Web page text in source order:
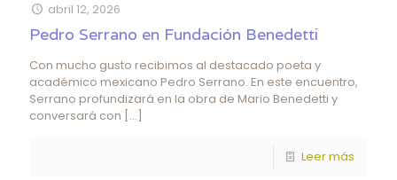
abril 12, 2026
Pedro Serrano en Fundación Benedetti
Con mucho gusto recibimos al destacado poeta y
académico mexicano Pedro Serrano. En este encuentro,
Serrano profundizará en la obra de Mario Benedetti y
conversará con […]
Leer más